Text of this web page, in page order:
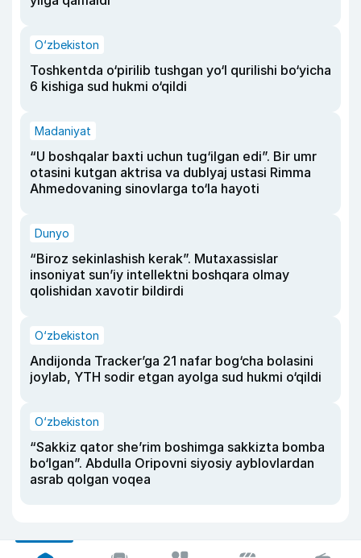
O‘zbekiston
Toshkentda o‘pirilib tushgan yo‘l qurilishi bo‘yicha
6 kishiga sud hukmi o‘qildi
Madaniyat
“U boshqalar baxti uchun tug‘ilgan edi”. Bir umr
otasini kutgan aktrisa va dublyaj ustasi Rimma
Ahmedovaning sinovlarga to‘la hayoti
Dunyo
“Biroz sekinlashish kerak”. Mutaxassislar
insoniyat sun’iy intellektni boshqara olmay
qolishidan xavotir bildirdi
O‘zbekiston
Andijonda Tracker’ga 21 nafar bog‘cha bolasini
joylab, YTH sodir etgan ayolga sud hukmi o‘qildi
O‘zbekiston
“Sakkiz qator she’rim boshimga sakkizta bomba
bo‘lgan”. Abdulla Oripovni siyosiy ayblovlardan
asrab qolgan voqea